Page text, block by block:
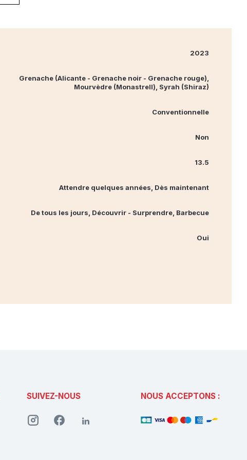
2023
Grenache (Alicante - Grenache noir - Grenache rouge),
Mourvèdre (Monastrell), Syrah (Shiraz)
Conventionnelle
Non
13.5
Attendre quelques années, Dès maintenant
De tous les jours, Découvrir - Surprendre, Barbecue
Oui
SUIVEZ-NOUS NOUS ACCEPTONS :